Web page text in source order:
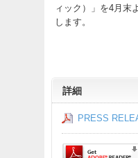
ィック）」を4月末
します。
詳細
PRESS